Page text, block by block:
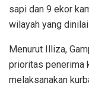
sapi dan 9 ekor
wilayah yang
Menurut Illiza,
prioritas penerima
melaksanakan